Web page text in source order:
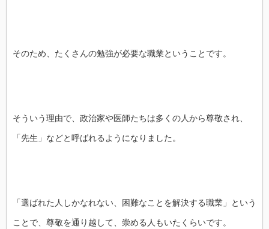
そのため、たくさんの勉強が必要な職業ということです。
そういう理由で、政治家や医師たちは多くの人から尊敬され、
「先生」などと呼ばれるようになりました。
「選ばれた人しかなれない、困難なことを解決する職業」という
ことで、尊敬を通り越して、崇める人もいたくらいです。